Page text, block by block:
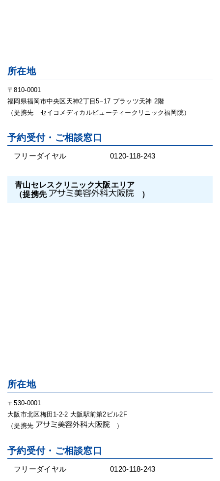
所在地
〒810-0001
福岡県福岡市中央区天神2丁目5−17 プラッツ天神 2階
（提携先 セイコメディカルビューティークリニック福岡院）
予約受付・ご相談窓口
フリーダイヤル 0120-118-243
青山セレスクリニック大阪エリア
（提携先
）
所在地
〒530-0001
大阪市北区梅田1-2-2 大阪駅前第2ビル2F
（提携先
）
予約受付・ご相談窓口
フリーダイヤル 0120-118-243